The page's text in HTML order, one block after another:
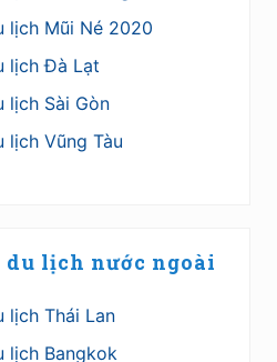
lịch Mũi Né 2020
lịch Đà Lạt
lịch Sài Gòn
lịch Vũng Tàu
lịch nước ngoài
lịch Thái Lan
lịch Bangkok